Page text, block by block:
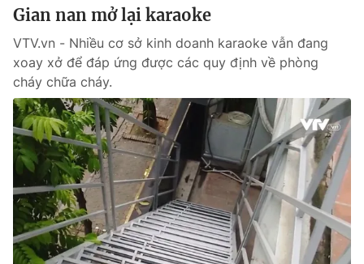
Gian nan mở lại karaoke
VTV.vn - Nhiều cơ sở kinh doanh karaoke vẫn đang
xoay xở để đáp ứng được các quy định về phòng
cháy chữa cháy.